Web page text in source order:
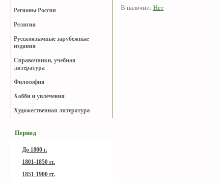
Регионы России
Религия
Русскоязычные зарубежные
издания
Справочники, учебная
литература
Философия
Хобби и увлечения
Художественная литература
Период
До 1800 г.
1801-1850 гг.
1851-1900 гг.
В наличии: Нет